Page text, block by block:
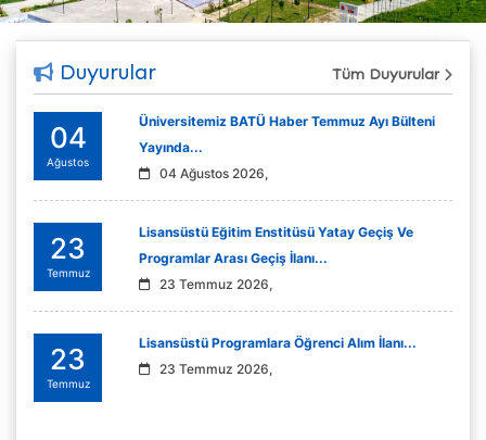
Duyurular Tüm Duyurular
04
Ağustos
Üniversitemiz BATÜ Haber Temmuz Ayı Bülteni
Yayında...
04 Ağustos 2026,
23
Temmuz
Lisansüstü Eğitim Enstitüsü Yatay Geçiş Ve
Programlar Arası Geçiş İlanı...
23 Temmuz 2026,
23
Temmuz
Lisansüstü Programlara Öğrenci Alım İlanı...
23 Temmuz 2026,